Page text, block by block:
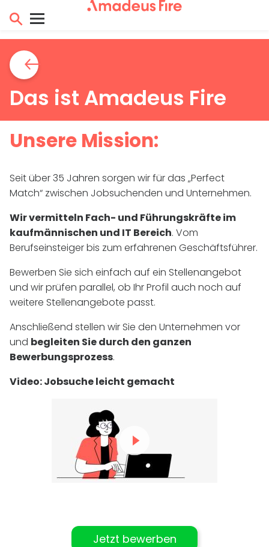
Das ist Amadeus Fire
Unsere Mission:
Seit über 35 Jahren sorgen wir für das „Perfect
Match“ zwischen Jobsuchenden und Unternehmen.
Wir vermitteln Fach- und Führungskräfte im
kaufmännischen und IT Bereich. Vom
Berufseinsteiger bis zum erfahrenen Geschäftsführer.
Bewerben Sie sich einfach auf ein Stellenangebot
und wir prüfen parallel, ob Ihr Profil auch noch auf
weitere Stellenangebote passt.
Anschließend stellen wir Sie den Unternehmen vor
und begleiten Sie durch den ganzen
Bewerbungsprozess.
Video: Jobsuche leicht gemacht
Jetzt bewerben